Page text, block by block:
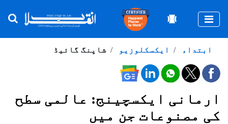
شاپنگ گائیڈ ایکسکلوزیو ابتداء
ارمانی ایکسچینج: عالمی سطح
کی مصنوعات جن میں